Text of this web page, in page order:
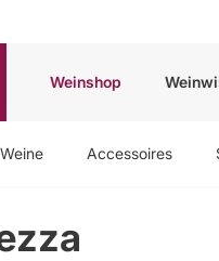
Weinshop
Weine Accessoires